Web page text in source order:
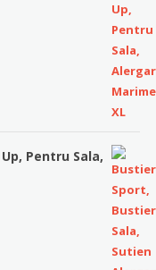
Pentru Sala,